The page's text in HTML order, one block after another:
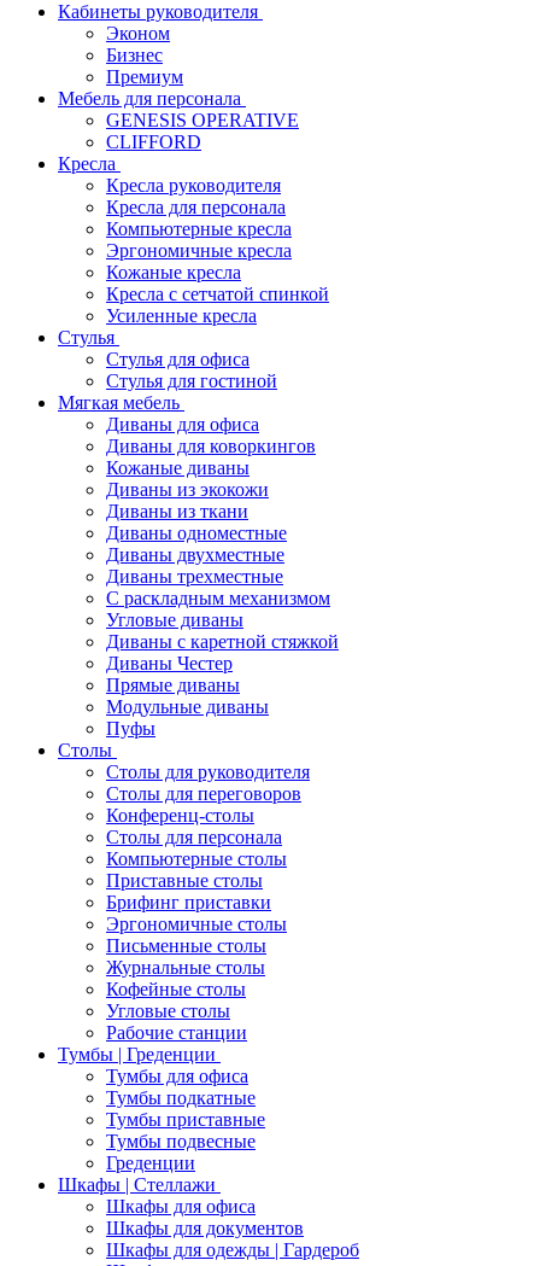
Кабинеты руководителя
Эконом
Бизнес
Премиум
Мебель для персонала
GENESIS OPERATIVE
CLIFFORD
Кресла
Кресла руководителя
Кресла для персонала
Компьютерные кресла
Эргономичные кресла
Кожаные кресла
Кресла с сетчатой спинкой
Усиленные кресла
Стулья
Стулья для офиса
Стулья для гостиной
Мягкая мебель
Диваны для офиса
Диваны для коворкингов
Кожаные диваны
Диваны из экокожи
Диваны из ткани
Диваны одноместные
Диваны двухместные
Диваны трехместные
С раскладным механизмом
Угловые диваны
Диваны с каретной стяжкой
Диваны Честер
Прямые диваны
Модульные диваны
Пуфы
Столы
Столы для руководителя
Столы для переговоров
Конференц-столы
Столы для персонала
Компьютерные столы
Приставные столы
Брифинг приставки
Эргономичные столы
Письменные столы
Журнальные столы
Кофейные столы
Угловые столы
Рабочие станции
Тумбы | Греденции
Тумбы для офиса
Тумбы подкатные
Тумбы приставные
Тумбы подвесные
Греденции
Шкафы | Стеллажи
Шкафы для офиса
Шкафы для документов
Шкафы для одежды | Гардероб